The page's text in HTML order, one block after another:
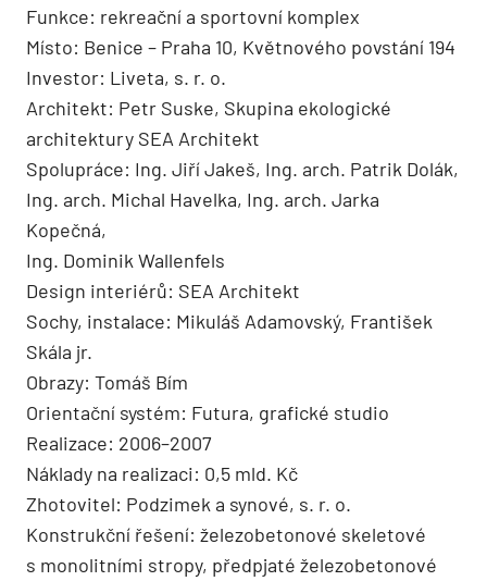
Funkce: rekreační a sportovní komplex
Místo: Benice – Praha 10, Květnového povstání 194
Investor: Liveta, s. r. o.
Architekt: Petr Suske, Skupina ekologické
architektury SEA Architekt
Spolupráce: Ing. Jiří Jakeš, Ing. arch. Patrik Dolák,
Ing. arch. Michal Havelka, Ing. arch. Jarka
Kopečná,
Ing. Dominik Wallenfels
Design interiérů: SEA Architekt
Sochy, instalace: Mikuláš Adamovský, František
Skála jr.
Obrazy: Tomáš Bím
Orientační systém: Futura, grafické studio
Realizace: 2006–2007
Náklady na realizaci: 0,5 mld. Kč
Zhotovitel: Podzimek a synové, s. r. o.
Konstrukční řešení: železobetonové skeletové
s monolitními stropy, předpjaté železobetonové